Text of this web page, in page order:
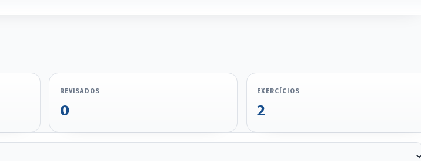
REVISADOS
0
EXERCÍCIOS
2